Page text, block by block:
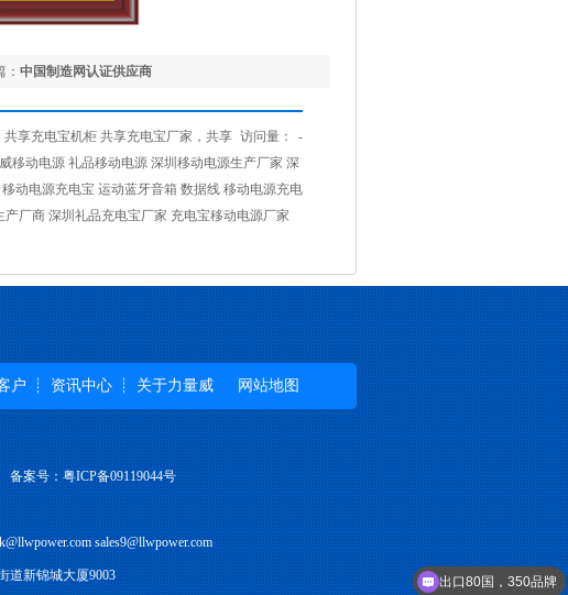
： 中国制造网认证供应商
访问量： -
共享充电宝机柜 共享充电宝厂家，共享
移动电源 礼品移动电源 深圳移动电源生产厂家 深
动电源充电宝 运动蓝牙音箱 数据线 移动电源充电
厂商 深圳礼品充电宝厂家 充电宝移动电源厂家
户 资讯中心 关于力量威 网站地图
备案号：粤ICP备09119044号
sales9@llwpower.com
道新锦城大厦9003 出口80国，350品牌